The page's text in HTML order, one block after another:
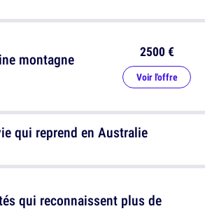
qui reprend en Australie
montagne 2500 €
Voir l'offre
qui reconnaissent plus de